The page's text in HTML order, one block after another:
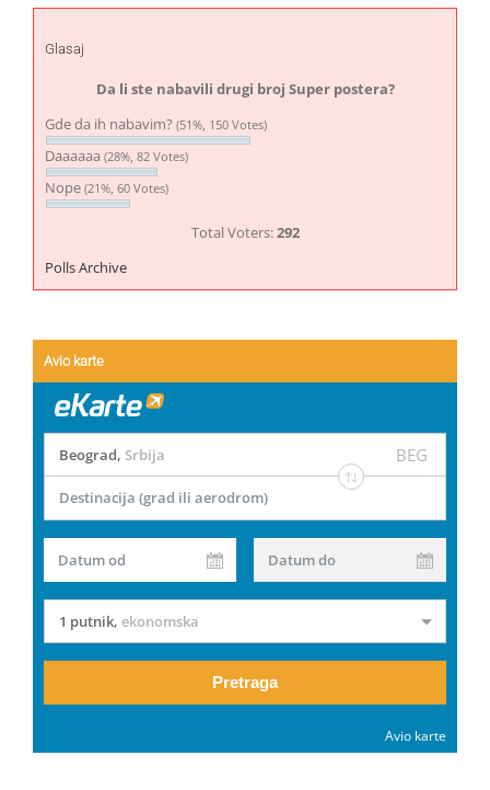
Glasaj
Da li ste nabavili drugi broj Super postera?
Gde da ih nabavim? (51%, 150 Votes)
Daaaaaa (28%, 82 Votes)
Nope (21%, 60 Votes)
Total Voters:292
Polls Archive
Avio karte
Beograd, Srbija BEG
Destinacija (grad ili aerodrom)
Datum od Datum do
1 putnik, ekonomska
Pretraga
Avio karte